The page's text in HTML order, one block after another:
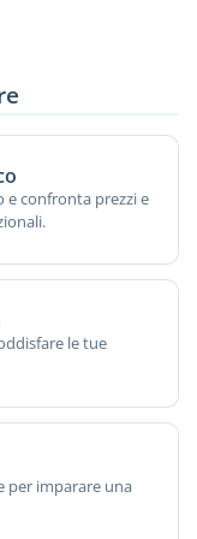
confronta prezzi e
le tue
per imparare una